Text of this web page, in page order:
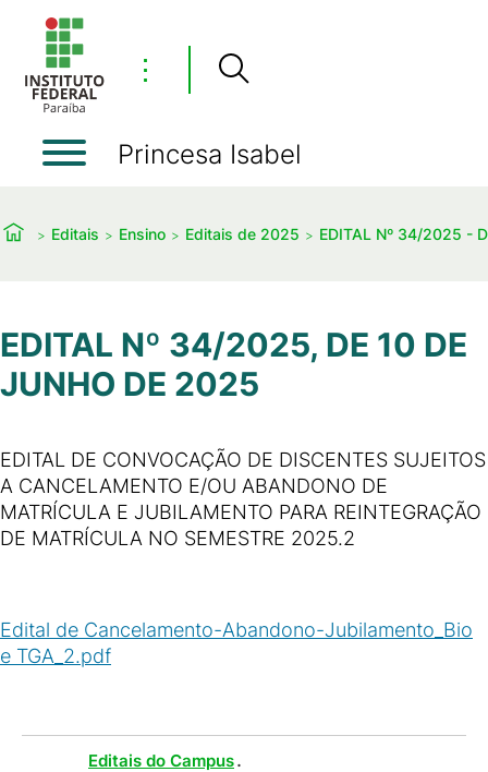
⋮
Princesa Isabel
Editais Ensino Editais de 2025 EDITAL Nº 34/2025 -
EDITAL Nº 34/2025, DE 10 DE
JUNHO DE 2025
EDITAL DE CONVOCAÇÃO DE DISCENTES SUJEITOS
A CANCELAMENTO E/OU ABANDONO DE
MATRÍCULA E JUBILAMENTO PARA REINTEGRAÇÃO
DE MATRÍCULA NO SEMESTRE 2025.2
Edital de Cancelamento-Abandono-Jubilamento_Bio
e TGA_2.pdf
Editais do Campus.